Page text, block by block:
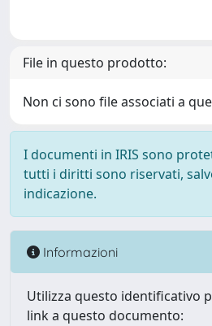
File in questo prodotto:
Non ci sono file associati a
I documenti in IRIS sono
tutti i diritti sono riservati,
indicazione.
Informazioni
Utilizza questo identificativo
link a questo documento: